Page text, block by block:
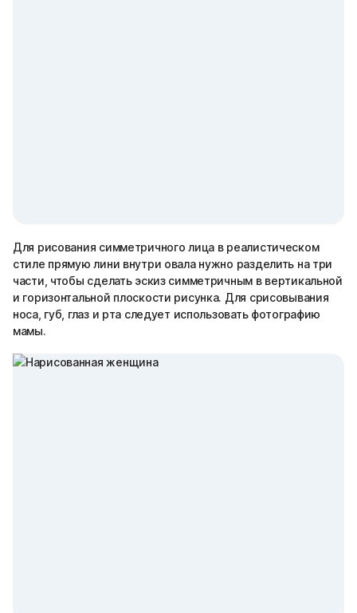
Для рисования симметричного лица в реалистическом
стиле прямую лини внутри овала нужно разделить на три
части, чтобы сделать эскиз симметричным в вертикальной
и горизонтальной плоскости рисунка. Для срисовывания
носа, губ, глаз и рта следует использовать фотографию
мамы.